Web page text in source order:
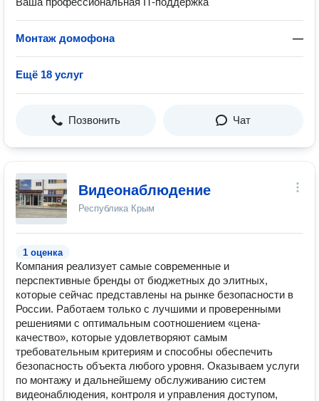
Монтаж домофона —
Ещё 18 услуг
Позвонить Чат
Видеонаблюдение
Республика Крым
1 оценка
Компания реализует самые современные и
перспективные бренды от бюджетных до элитных,
которые сейчас представлены на рынке безопасности в
России. Работаем только с лучшими и проверенными
решениями с оптимальным соотношением «цена-
качество», которые удовлетворяют самым
требовательным критериям и способны обеспечить
безопасность объекта любого уровня. Оказываем услуги
по монтажу и дальнейшему обслуживанию систем
видеонаблюдения, контроля и управления доступом,